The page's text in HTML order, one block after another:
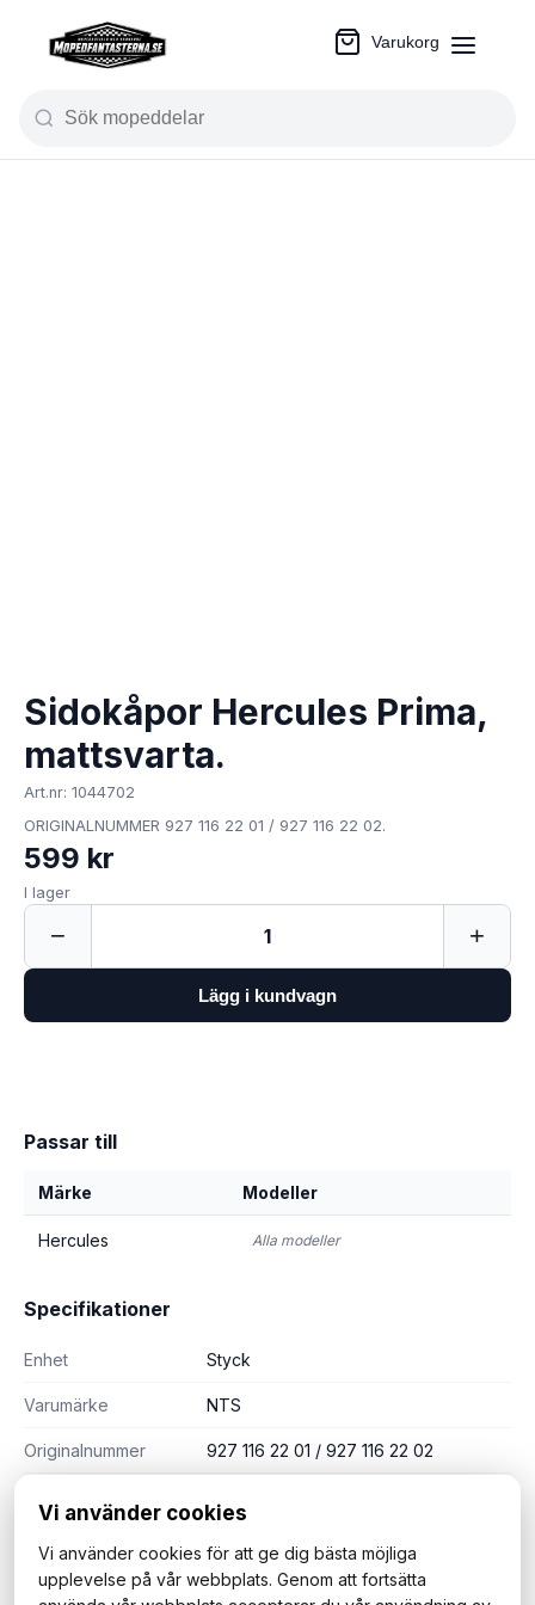
Varukorg
Sidokåpor Hercules Prima,
mattsvarta.
Art.nr: 1044702
ORIGINALNUMMER 927 116 22 01 / 927 116 22 02.
599 kr
I lager
− 1 +
Lägg i kundvagn
Passar till
Märke Modeller
Hercules Alla modeller
Specifikationer
Enhet Styck
Varumärke NTS
Originalnummer 927 116 22 01 / 927 116 22 02
Vi använder cookies
Vi använder cookies för att ge dig bästa möjliga
upplevelse på vår webbplats. Genom att fortsätta